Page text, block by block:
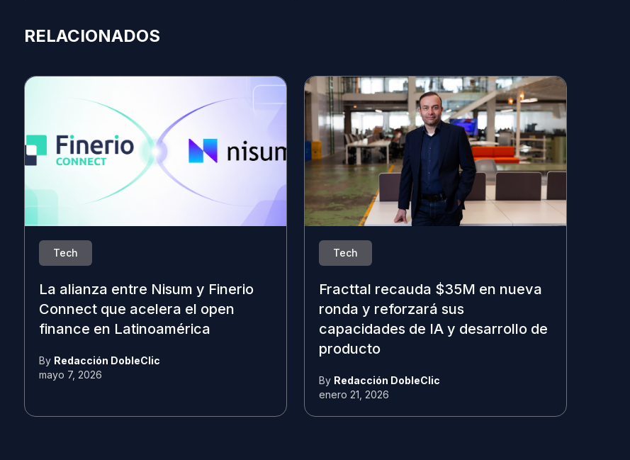
RELACIONADOS
Tech
La alianza entre Nisum y Finerio
Connect que acelera el open
finance en Latinoamérica
By Redacción DobleClic
mayo 7, 2026
Tech
Fracttal recauda $35M en nueva
ronda y reforzará sus
capacidades de IA y desarrollo de
producto
By Redacción DobleClic
enero 21, 2026